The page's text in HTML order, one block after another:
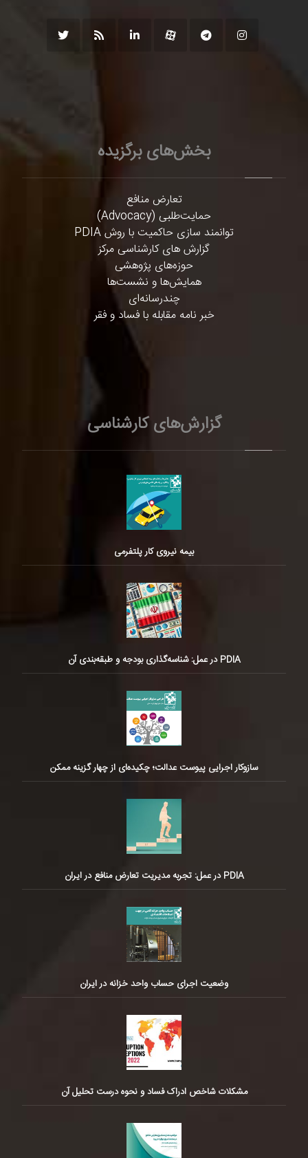
بخش‌های برگزیده
تعارض منافع
حمایت‌طلبی (Advocacy)
توانمند سازی حاکمیت با روش PDIA
گزارش های کارشناسی مرکز
حوزه‌های پژوهشی
همایش‌ها و نشست‌ها
چندرسانه‌ای
خبر نامه مقابله با فساد و فقر
گزارش‌های کارشناسی
بیمه نیروی کار پلتفرمی
PDIA در عمل: شناسه‌گذاری بودجه و طبقه‌بندی آن
سازوکار اجرایی پیوست عدالت؛ چکیده‌ای از چهار گزینه ممکن
PDIA در عمل: تجربه مدیریت تعارض منافع در ایران
وضعیت اجرای حساب واحد خزانه در ایران
مشکلات شاخص ادراک فساد و نحوه درست تحلیل آن